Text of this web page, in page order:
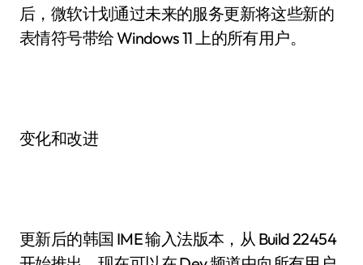
后，微软计划通过未来的服务更新将这些新的
表情符号带给 Windows 11 上的所有用户。
变化和改进
更新后的韩国 IME 输入法版本，从 Build 22454